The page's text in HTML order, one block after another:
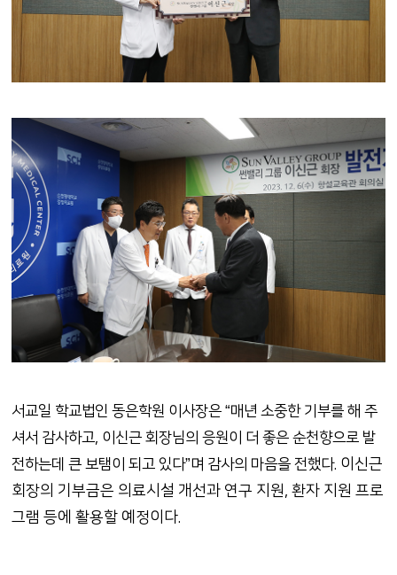
서교일 학교법인 동은학원 이사장은 “매년 소중한 기부를 해 주
셔서 감사하고, 이신근 회장님의 응원이 더 좋은 순천향으로 발
전하는데 큰 보탬이 되고 있다”며 감사의 마음을 전했다. 이신근
회장의 기부금은 의료시설 개선과 연구 지원, 환자 지원 프로
그램 등에 활용할 예정이다.